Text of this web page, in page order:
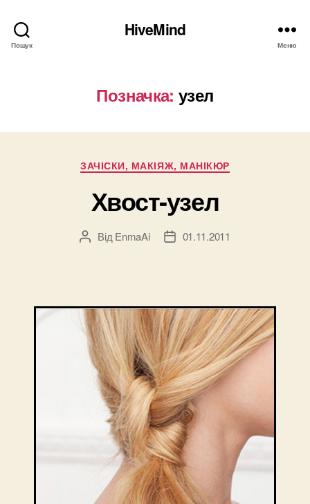
Пошук
HiveMind
Меню
Позначка: узел
Категорії
ЗАЧІСКИ, МАКІЯЖ, МАНІКЮР
Хвост-узел
Автор
Від EnmaAi
Дата01.11.2011